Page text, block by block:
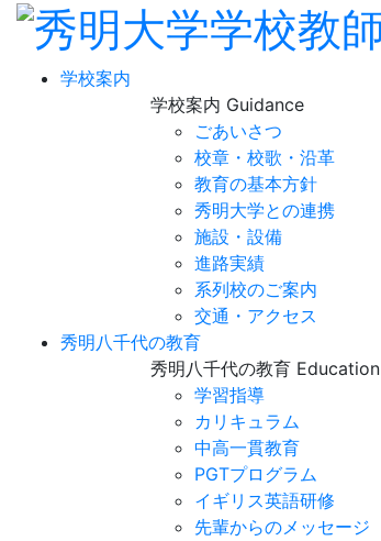
学校案内
学校案内 Guidance
ごあいさつ
校章・校歌・沿革
教育の基本方針
秀明大学との連携
施設・設備
進路実績
系列校のご案内
交通・アクセス
秀明八千代の教育
秀明八千代の教育 Education
学習指導
カリキュラム
中高一貫教育
PGTプログラム
イギリス英語研修
先輩からのメッセージ